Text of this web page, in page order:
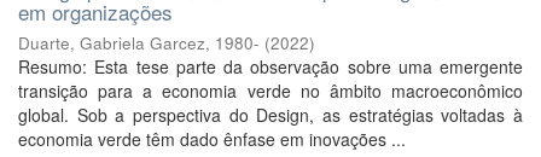
em organizações
Duarte, Gabriela Garcez, 1980- (2022)
Resumo: Esta tese parte da observação sobre uma emergente
transição para a economia verde no âmbito macroeconômico
global. Sob a perspectiva do Design, as estratégias voltadas à
economia verde têm dado ênfase em inovações ...